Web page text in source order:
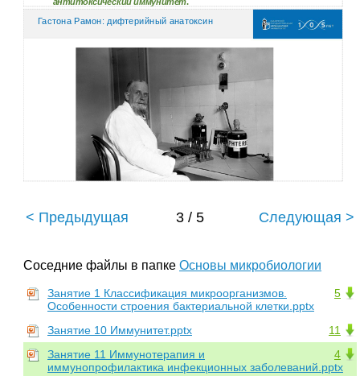
Гастона Рамон: дифтерийный анатоксин
< Предыдущая 3 / 5 Следующая >
Соседние файлы в папке Основы микробиологии
5
Занятие 1 Классификация микроорганизмов.
Особенности строения бактериальной клетки.pptx
11
Занятие 10 Иммунитет.pptx
4
Занятие 11 Иммунотерапия и
иммунопрофилактика инфекционных заболеваний.pptx